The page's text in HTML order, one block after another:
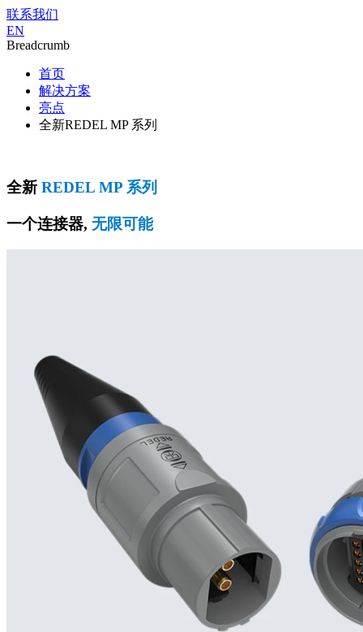
联系我们
EN
Breadcrumb
首页
解决方案
亮点
全新REDEL MP 系列
全新 REDEL MP 系列
一个连接器, 无限可能